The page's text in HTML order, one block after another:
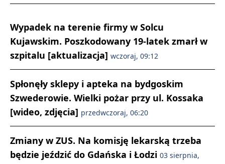
Wypadek na terenie firmy w Solcu
Kujawskim. Poszkodowany 19-latek zmarł w
szpitalu [aktualizacja] wczoraj, 09:12
Spłonęły sklepy i apteka na bydgoskim
Szwederowie. Wielki pożar przy ul. Kossaka
[wideo, zdjęcia] przedwczoraj, 06:20
Zmiany w ZUS. Na komisję lekarską trzeba
będzie jeździć do Gdańska i Łodzi 03 sierpnia,